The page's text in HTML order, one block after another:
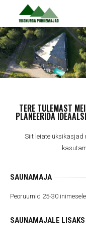
TERE TULEMAST
PLANEERIDA
Siit leiate
SAUNAMAJA
Peoruumid 25-30
SAUNAMAJALE